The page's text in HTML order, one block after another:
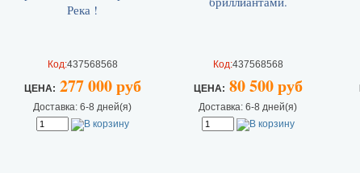
Код:437568568
ЦEHA: 277 000 руб
Доставка: 6-8 дней(я)
Код:437568568
ЦEHA: 80 500 руб
Доставка: 6-8 дней(я)